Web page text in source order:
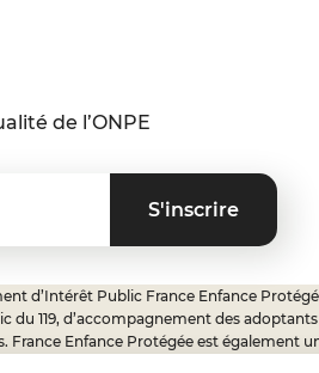
de l’ONPE
d’Intérêt Public France Enfance
du 119, d’accompagnement des
France Enfance Protégée est également